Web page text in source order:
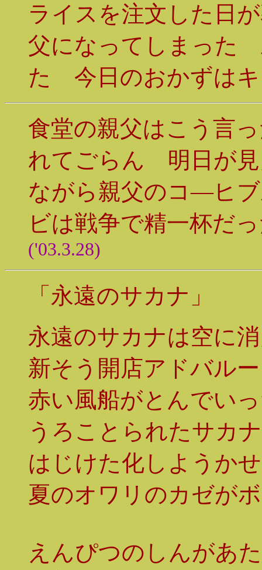
ライスを注文した日
父になってしまった
た 今日のおかずは
食堂の親父はこう
れてごらん 明日が
ながら親父のコ―ヒ
ビは戦争で精一杯だ
('03.3.28)
「永遠のサカナ」
永遠のサカナは空に
新そう開店アドバル
赤い風船がとんでい
うろことられたサカナ
はじけた化しようか
夏のオワリのカゼが
えんぴつのしんがあ